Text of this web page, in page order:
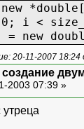
i <
20-11-2007 18:24
2003 07:39 »
утреца